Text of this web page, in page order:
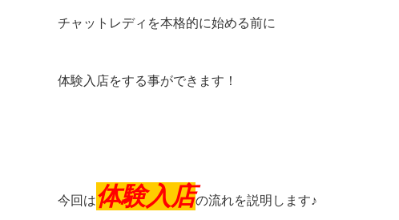
チャットレディを本格的に始める前に
体験入店をする事ができます！
今回は体験入店の流れを説明します♪